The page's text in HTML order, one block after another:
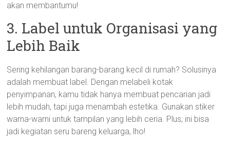
akan membantumu!
3. Label untuk Organisasi yang
Lebih Baik
Sering kehilangan barang-barang kecil di rumah? Solusinya
adalah membuat label. Dengan melabeli kotak
penyimpanan, kamu tidak hanya membuat pencarian jadi
lebih mudah, tapi juga menambah estetika. Gunakan stiker
warna-warni untuk tampilan yang lebih ceria. Plus, ini bisa
jadi kegiatan seru bareng keluarga, lho!